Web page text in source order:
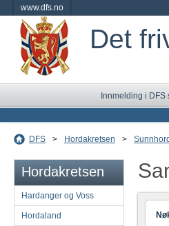
www.dfs.no
Det
Innmelding i DFS
DFS > Hordakretsen >
Hordakretsen
Hardanger og Voss
Hordaland